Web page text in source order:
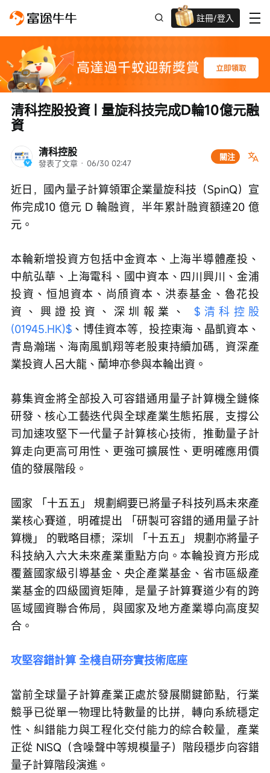
註冊/登入
迎新驚喜賞 股票/BTC等任你揀!
清科控股
發表了文章 · 06/30 02:47
關注
清科控股投資 | 量旋科技完成D輪10億元融
資
近日，國內量子計算領軍企業量旋科技（SpinQ）宣
佈完成10 億元 D 輪融資，半年累計融資額達20 億
元。
本輪新增投資方包括中金資本、上海半導體產投、
中航弘華、上海電科、國中資本、四川興川、金浦
投資、恒旭資本、尚頎資本、洪泰基金、魯花投
資、興證投資、深圳報業、 $清科控股
(01945.HK)$ 、博佳資本等，投控東海、晶凱資本、
青島瀚瑞、海南風凱翔等老股東持續加碼，資深產
業投資人呂大龍、蘭坤亦參與本輪出資。
募集資金將全部投入可容錯通用量子計算機全鏈條
研發、核心工藝迭代與全球產業生態拓展，支撐公
司加速攻堅下一代量子計算核心技術，推動量子計
算走向更高可用性、更強可擴展性、更明確應用價
值的發展階段。
國家 「十五五」 規劃綱要已將量子科技列爲未來產
業核心賽道，明確提出 「研製可容錯的通用量子計
算機」 的戰略目標；深圳 「十五五」 規劃亦將量子
科技納入六大未來產業重點方向。本輪投資方形成
覆蓋國家級引導基金、央企產業基金、省市區級產
業基金的四級國資矩陣，是量子計算賽道少有的跨
區域國資聯合佈局，與國家及地方產業導向高度契
合。
攻堅容錯計算 全棧自研夯實技術底座
當前全球量子計算產業正處於發展關鍵節點，行業
競爭已從單一物理比特數量的比拼，轉向系統穩定
性、糾錯能力與工程化交付能力的綜合較量，產業
正從 NISQ（含噪聲中等規模量子）階段穩步向容錯
量子計算階段演進。